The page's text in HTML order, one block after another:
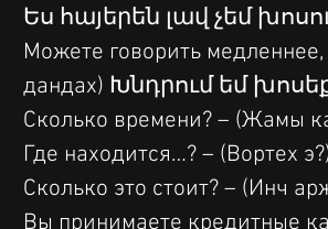
Ես հայերեն լավ չեմ
Можете говорить
дандах) Խնդրում եմ
Сколько времени? – (Жамы
Где находится…? – (Вортех
Сколько это стоит? – (Инч
Вы принимаете кредитные